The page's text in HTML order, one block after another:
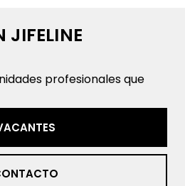
JIFELINE
profesionales que